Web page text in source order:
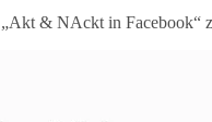
& NAckt in